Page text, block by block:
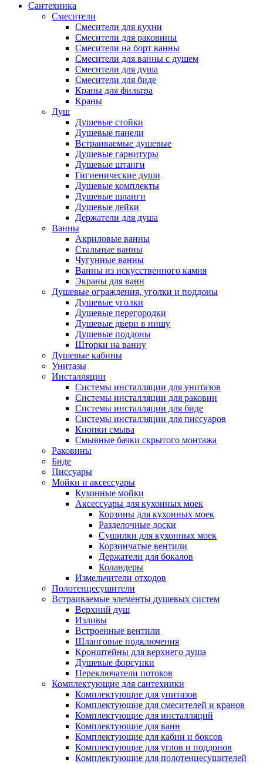
Сантехника
Смесители
Смесители для кухни
Смесители для раковины
Смесители на борт ванны
Смесители для ванны с душем
Смесители для душа
Смесители для биде
Краны для фильтра
Краны
Душ
Душевые стойки
Душевые панели
Встраиваемые душевые
Душевые гарнитуры
Душевые штанги
Гигиенические души
Душевые комплекты
Душевые шланги
Душевые лейки
Держатели для душа
Ванны
Акриловые ванны
Стальные ванны
Чугунные ванны
Ванны из искусственного камня
Экраны для ванн
Душевые ограждения, уголки и поддоны
Душевые уголки
Душевые перегородки
Душевые двери в нишу
Душевые поддоны
Шторки на ванну
Душевые кабины
Унитазы
Инсталляции
Системы инсталляции для унитазов
Системы инсталляции для раковин
Системы инсталляции для биде
Системы инсталляции для писсуаров
Кнопки смыва
Смывные бачки скрытого монтажа
Раковины
Биде
Писсуары
Мойки и аксессуары
Кухонные мойки
Аксессуары для кухонных моек
Корзины для кухонных моек
Разделочные доски
Сушилки для кухонных моек
Корзинчатые вентили
Держатели для бокалов
Коландеры
Измельчители отходов
Полотенцесушители
Встраиваемые элементы душевых систем
Верхний душ
Изливы
Встроенные вентили
Шланговые подключения
Кронштейны для верхнего душа
Душевые форсунки
Переключатели потоков
Комплектующие для сантехники
Комплектующие для унитазов
Комплектующие для смесителей и кранов
Комплектующие для инсталляций
Комплектующие для ванн
Комплектующие для кабин и боксов
Комплектующие для углов и поддонов
Комплектующие для полотенцесушителей